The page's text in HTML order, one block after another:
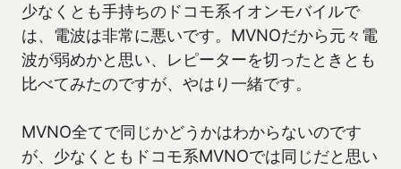
少なくとも手持ちのドコモ系イオンモバイルで
は、電波は非常に悪いです。MVNOだから元々電
波が弱めかと思い、レピーターを切ったときとも
比べてみたのですが、やはり一緒です。
MVNO全てで同じかどうかはわからないのです
が、少なくともドコモ系MVNOでは同じだと思い